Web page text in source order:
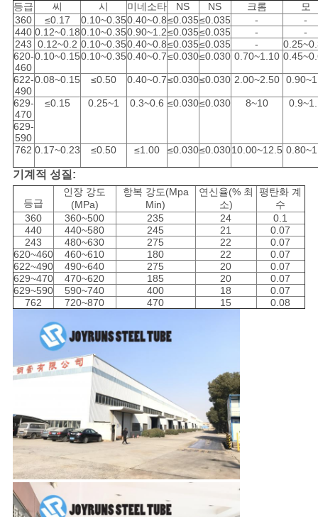
사
이
트
맵
사
활
보
호
정
등급 씨 시 미네소타 NS NS 크롬
모
360
≤0.17 0.10~0.350.40~0.8≤0.035≤0.035 -
-
440 0.12~0.180.10~0.350.90~1.2≤0.035≤0.035 -
-
243 0.12~0.2 0.10~0.350.40~0.8≤0.035≤0.035 -
620-
460
0.10~0.150.10~0.350.40~0.7≤0.030≤0.030 0.70~1.10
622-
490
0.08~0.15 ≤0.50 0.40~0.7≤0.030≤0.030 2.00~2.50
629-
470
≤0.15 0.25~1 0.3~0.6 ≤0.030≤0.030 8~10
629-
590
762 0.17~0.23 ≤0.50 ≤1.00 ≤0.030≤0.03010.00~12.5
기계적 성질:
등급
인장 강도
(MPa)
항복 강도(Mpa
Min)
연신율(% 최
소)
평탄화 계
수
360
360~500 235 24
0.1
440
440~580 245 21
0.07
243
480~630 275 22
0.07
620~460
460~610 180 22
0.07
622~490
490~640 275 20
0.07
629~470
470~620 185 20
0.07
629~590
590~740 400 18
0.07
762
720~870 470 15 0.08